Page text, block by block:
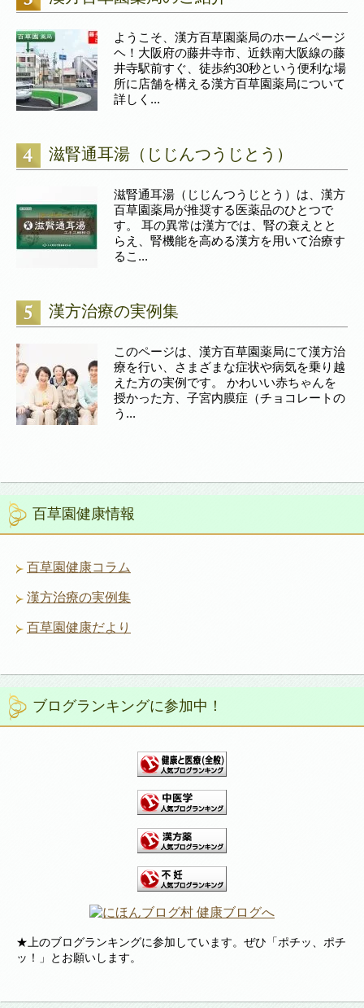
ようこそ、漢方百草園薬局のホームページ
ヘ！大阪府の藤井寺市、近鉄南大阪線の藤
井寺駅前すぐ、徒歩約30秒という便利な場
所に店舗を構える漢方百草園薬局について
詳しく...
滋腎通耳湯（じじんつうじとう）
滋腎通耳湯（じじんつうじとう）は、漢方
百草園薬局が推奨する医薬品のひとつで
す。 耳の異常は漢方では、腎の衰えとと
らえ、腎機能を高める漢方を用いて治療す
るこ...
漢方治療の実例集
このページは、漢方百草園薬局にて漢方治
療を行い、さまざまな症状や病気を乗り越
えた方の実例です。 かわいい赤ちゃんを
授かった方、子宮内膜症（チョコレートの
う...
百草園健康情報
百草園健康コラム
漢方治療の実例集
百草園健康だより
ブログランキングに参加中！
★上のブログランキングに参加しています。ぜひ「ポチッ、ポチ
ッ！」とお願いします。